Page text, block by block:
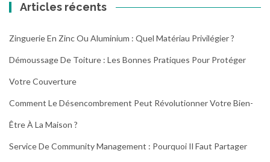
Articles récents
Zinguerie En Zinc Ou Aluminium : Quel Matériau Privilégier ?
Démoussage De Toiture : Les Bonnes Pratiques Pour Protéger
Votre Couverture
Comment Le Désencombrement Peut Révolutionner Votre Bien-
Être À La Maison ?
Service De Community Management : Pourquoi Il Faut Partager